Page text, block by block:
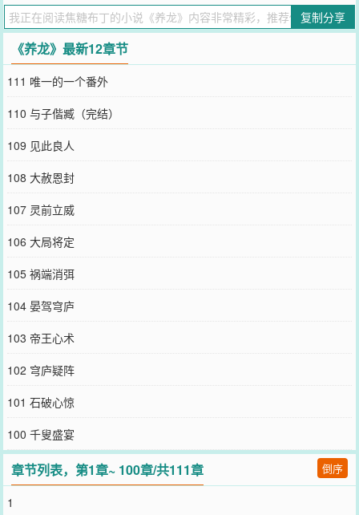
先留意这一点四哥重生养大萌包子八哥，最后终于一手江山一手弟弟
四哥：重生一世，皇位那是手到擒来，没理由先机尽得还失手四哥：
至于老八，看朕收了你！视觉版：四哥拿着水壶对着一颗挂着八哥牌
子的小树苗浇水，嘴里念念有词：长大吧，开花吧，结果吧，嫁我
吧……感谢秦始皇童鞋亲手做的封面萌死了啃一口亲耐的们，通知一
下：周四（七月二十五日）要入V了，入V三章更新一直追文的童鞋们
布丁先谢过大家啦~声明《养龙（四八之四爷重生）》作者焦糖布丁写
的养龙（四八之四爷重生）最新章节小说在线阅读，实时同步更新养
龙（四八之四爷重生）最新章节，书友所发表的养龙（四八之四爷重
生）最新章节评论，并不代表要看书赞同养龙（四八之四爷重生）最
新章节或者支持养龙（四八之四爷重生）读者阅读的此观点，我们的
立场仅限于传播更多读者感兴趣的信息。如果小说养龙（四八之四爷
重生）最新章节浏览，或对小说养龙（四八之四爷重生）内容、版权
等方面有质疑，或对本站有意见建议请到站务管理区发帖，如果发现
《养龙（四八之四爷重生）》小说最新章节未及时更新请联系我们。
如果您喜欢小说养龙（四八之四爷重生）,请支持作者到书店购买正版
图书。感谢您的合作与支持。小说分类：架空历史首发状态：他站首
发小说状态：连载中小说作者：焦糖布丁授权级别：暂未授权全文字
数：259206字收藏总数：1更新时间：2013-08-31TXT下载加入书架
投票推荐开始阅读最新更新章节养龙45风满西楼网友上传时间：
2013-08-3115:25:59胤禩这几晚一直没能合眼,接到旨意也不知是福是
祸。隔壁的人他是不想再去请了,总不能有福是避着,有难了才记得,就
当个普通寻常兄弟就好。可惜如今却是没个商量的人了。连夜提审索
额图的事情很隐秘，连博尔济吉特氏都不知道丈夫半夜着了朝服出门
所为何事。宗人府门前胤祉也来了,二人相顾不说话,眼中都是凝...44隰
有长楚2013-08-2809:44:0843野火焚原2013-08-2608:30:0842鸡鸣
胶胶2013-08-2608:30:0541炭中有粟2013-08-2608:30:0140伯乐与
马2013-08-2608:30:0039一日尽欢2013-08-2608:29:5938田畦稚童
2013-08-2608:29:5537谁家木秀2013-08-2608:29:5436绸缪束薪
2013-08-2608:29:53分类排行TopCategories1045901.他来了，请闭
眼2895302.盛世安稳3163903.神仙日子5853204.白算计5509405.农
家乐小老板1681506.重生之香途2403907.后宫上位记1543908.贵妃
复制分享
《养龙》最新12章节
111 唯一的一个番外
110 与子偕臧（完结）
109 见此良人
108 大赦恩封
107 灵前立威
106 大局将定
105 祸端消弭
104 晏驾穹庐
103 帝王心术
102 穹庐疑阵
101 石破心惊
100 千叟盛宴
章节列表，第1章~ 100章/共111章 倒序
1